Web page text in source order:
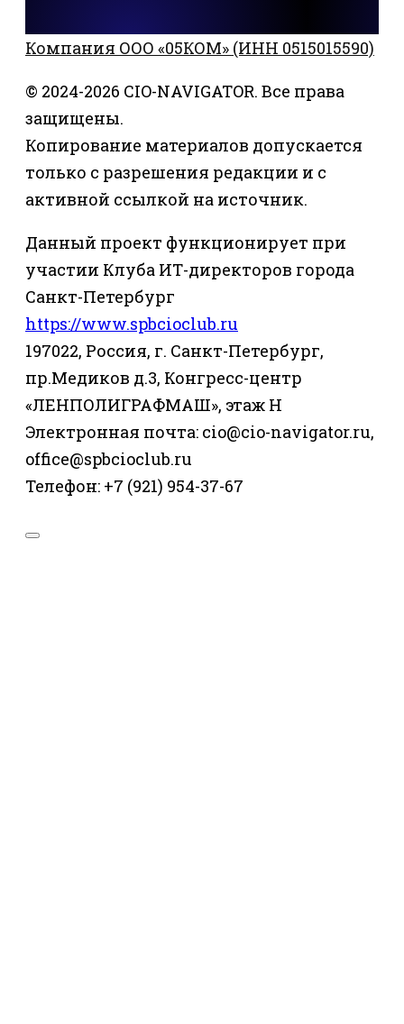
Компания ООО «05КОМ» (ИНН 0515015590)
© 2024-2026 CIO-NAVIGATOR. Все права
защищены.
Копирование материалов допускается
только с разрешения редакции и с
активной ссылкой на источник.
Данный проект функционирует при
участии Клуба ИТ-директоров города
Санкт-Петербург
https://www.spbcioclub.ru
197022, Россия, г. Санкт-Петербург,
пр.Медиков д.3, Конгресс-центр
«ЛЕНПОЛИГРАФМАШ», этаж Н
Электронная почта: cio@cio-navigator.ru,
office@spbcioclub.ru
Телефон: +7 (921) 954-37-67